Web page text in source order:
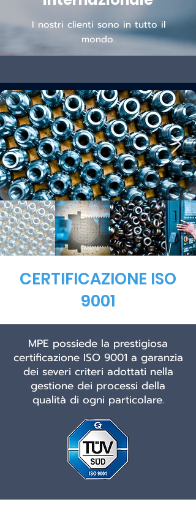
I nostri clienti sono in tutto il
mondo.
CERTIFICAZIONE ISO
9001
MPE possiede la prestigiosa
certificazione ISO 9001 a garanzia
dei severi criteri adottati nella
gestione dei processi della
qualità di ogni particolare.